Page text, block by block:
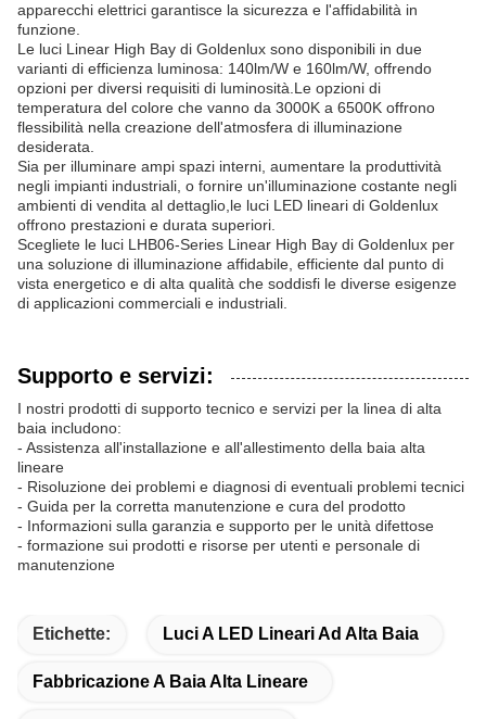
apparecchi elettrici garantisce la sicurezza e l'affidabilità in
funzione.
Le luci Linear High Bay di Goldenlux sono disponibili in due
varianti di efficienza luminosa: 140lm/W e 160lm/W, offrendo
opzioni per diversi requisiti di luminosità.Le opzioni di
temperatura del colore che vanno da 3000K a 6500K offrono
flessibilità nella creazione dell'atmosfera di illuminazione
desiderata.
Sia per illuminare ampi spazi interni, aumentare la produttività
negli impianti industriali, o fornire un'illuminazione costante negli
ambienti di vendita al dettaglio,le luci LED lineari di Goldenlux
offrono prestazioni e durata superiori.
Scegliete le luci LHB06-Series Linear High Bay di Goldenlux per
una soluzione di illuminazione affidabile, efficiente dal punto di
vista energetico e di alta qualità che soddisfi le diverse esigenze
di applicazioni commerciali e industriali.
Supporto e servizi:
I nostri prodotti di supporto tecnico e servizi per la linea di alta
baia includono:
- Assistenza all'installazione e all'allestimento della baia alta
lineare
- Risoluzione dei problemi e diagnosi di eventuali problemi tecnici
- Guida per la corretta manutenzione e cura del prodotto
- Informazioni sulla garanzia e supporto per le unità difettose
- formazione sui prodotti e risorse per utenti e personale di
manutenzione
Etichette: Luci A LED Lineari Ad Alta Baia
Fabbricazione A Baia Alta Lineare